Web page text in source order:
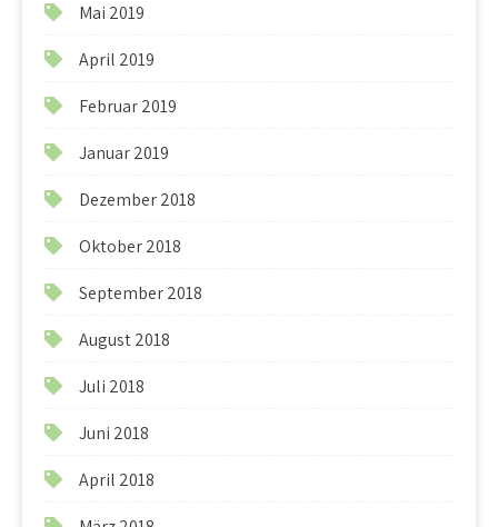
Mai 2019
April 2019
Februar 2019
Januar 2019
Dezember 2018
Oktober 2018
September 2018
August 2018
Juli 2018
Juni 2018
April 2018